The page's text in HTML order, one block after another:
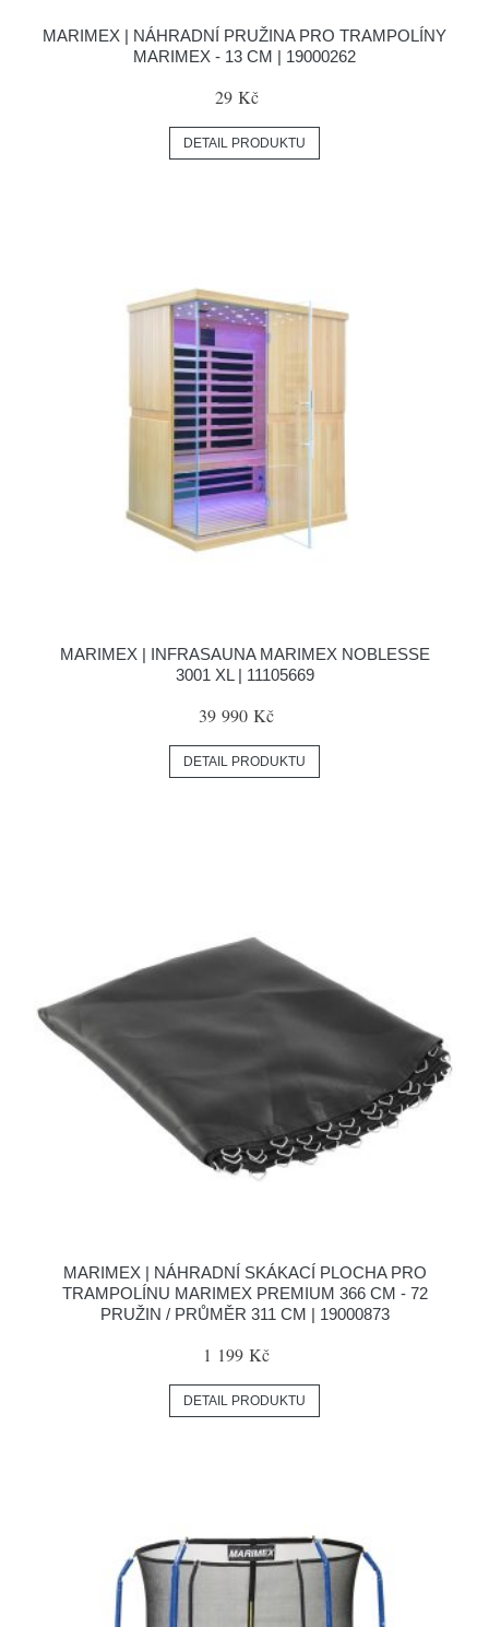
MARIMEX | NÁHRADNÍ PRUŽINA PRO TRAMPOLÍNY
MARIMEX - 13 CM | 19000262
29 Kč
DETAIL PRODUKTU
MARIMEX | INFRASAUNA MARIMEX NOBLESSE
3001 XL | 11105669
39 990 Kč
DETAIL PRODUKTU
MARIMEX | NÁHRADNÍ SKÁKACÍ PLOCHA PRO
TRAMPOLÍNU MARIMEX PREMIUM 366 CM - 72
PRUŽIN / PRŮMĚR 311 CM | 19000873
1 199 Kč
DETAIL PRODUKTU